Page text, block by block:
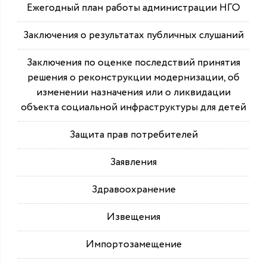
Ежегодный план работы администрации НГО
Заключения о результатах публичных слушаний
Заключения по оценке последствий принятия
решения о реконструкции модернизации, об
изменении назначения или о ликвидации
объекта социальной инфраструктуры для детей
Защита прав потребителей
Заявления
Здравоохранение
Извещения
Импортозамещение